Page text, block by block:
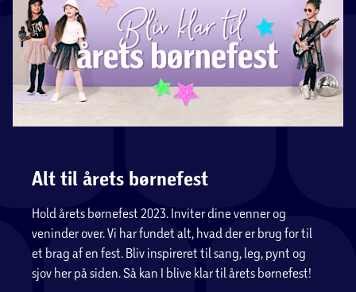
Alt til årets børnefest
Hold årets børnefest 2023. Inviter dine venner og
veninder over. Vi har fundet alt, hvad der er brug for til
et brag af en fest. Bliv inspireret til sang, leg, pynt og
sjov her på siden. Så kan I blive klar til årets børnefest!